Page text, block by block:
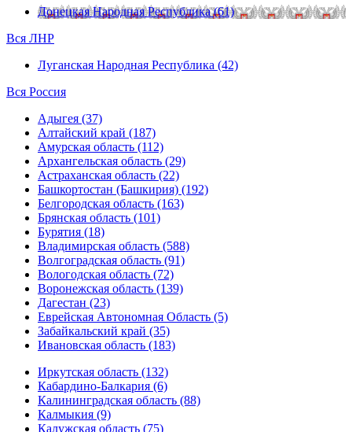
Донецкая Народная Республика (61)
Вся ЛНР
Луганская Народная Республика (42)
Вся Россия
Адыгея (37)
Алтайский край (187)
Амурская область (112)
Архангельская область (29)
Астраханская область (22)
Башкортостан (Башкирия) (192)
Белгородская область (163)
Брянская область (101)
Бурятия (18)
Владимирская область (588)
Волгоградская область (91)
Вологодская область (72)
Воронежская область (139)
Дагестан (23)
Еврейская Автономная Область (5)
Забайкальский край (35)
Ивановская область (183)
Иркутская область (132)
Кабардино-Балкария (6)
Калининградская область (88)
Калмыкия (9)
Калужская область (75)